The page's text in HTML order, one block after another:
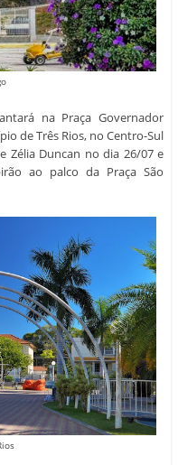
na Praça Governador
de Três Rios, no Centro-Sul
Zélia Duncan no dia 26/07 e
ao palco da Praça São